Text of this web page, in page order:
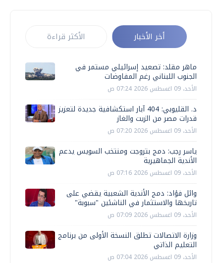
أخر الأخبار الأكثر قراءة
ماهر مقلد: تصعيد إسرائيلي مستمر في
الجنوب اللبناني رغم المفاوضات
الأحد، 09 اغسطس 2026 07:24 ص
د. القليوبي: 404 آبار استكشافية جديدة لتعزيز
قدرات مصر من الزيت والغاز
الأحد، 09 اغسطس 2026 07:20 ص
ياسر رجب: دمج بتروجت ومنتخب السويس يدعم
الأندية الجماهيرية
الأحد، 09 اغسطس 2026 07:16 ص
وائل فؤاد: دمج الأندية الشعبية يقضي على
تاريخها والاستثمار في الناشئين "سبوبة"
الأحد، 09 اغسطس 2026 07:09 ص
وزارة الاتصالات تطلق النسخة الأولى من برنامج
التعليم الذاتي
الأحد، 09 اغسطس 2026 07:04 ص